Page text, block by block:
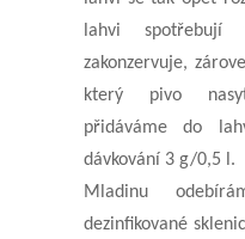
lahvi
zakonzervuje,
který pivo
přidáváme do
dávkování 3 g/0,5 l.
Mladinu
dezinfikované